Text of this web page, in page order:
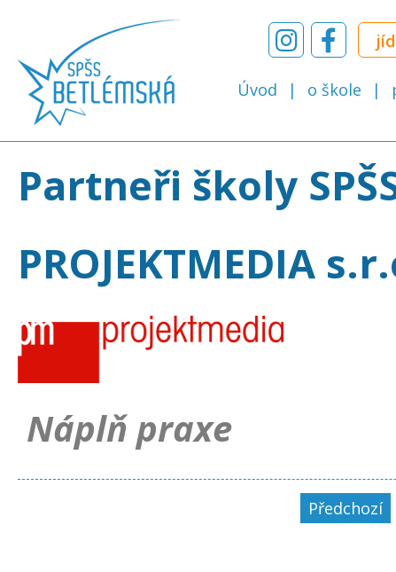
Úvod o škole
Partneři školy
PROJEKTMEDIA
Náplň praxe
Předchozí